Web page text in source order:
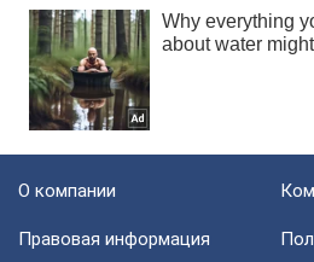
О компании
Правовая информация